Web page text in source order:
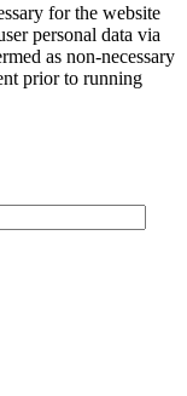
for the website
personal data via
as non-necessary
prior to running